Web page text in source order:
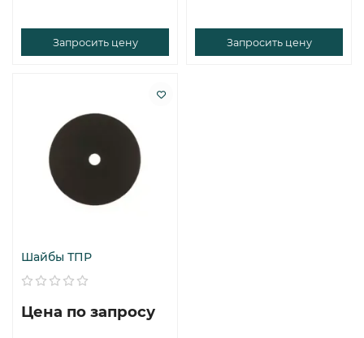
Запросить цену Запросить цену
Шайбы ТПР
Цена по запросу